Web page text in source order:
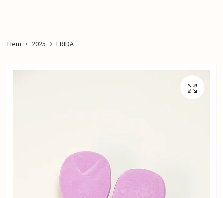
Hem 2025 FRIDA